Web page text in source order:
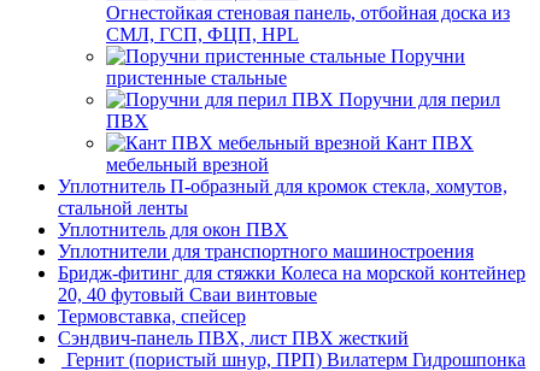
Огнестойкая стеновая панель, отбойная доска из
СМЛ, ГСП, ФЦП, HPL
Поручни
пристенные стальные
Поручни для перил
ПВХ
Кант ПВХ
мебельный врезной
Уплотнитель П-образный для кромок стекла, хомутов,
стальной ленты
Уплотнитель для окон ПВХ
Уплотнители для транспортного машиностроения
Бридж-фитинг для стяжки Колеса на морской контейнер
20, 40 футовый Сваи винтовые
Термовставка, спейсер
Сэндвич-панель ПВХ, лист ПВХ жесткий
Гернит (пористый шнур, ПРП) Вилатерм Гидрошпонка